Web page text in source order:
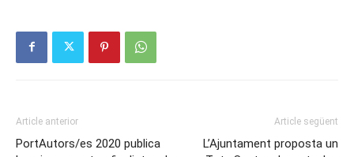
Article anterior
PortAutors/es 2020 publica
Article següent
L’Ajuntament proposta un